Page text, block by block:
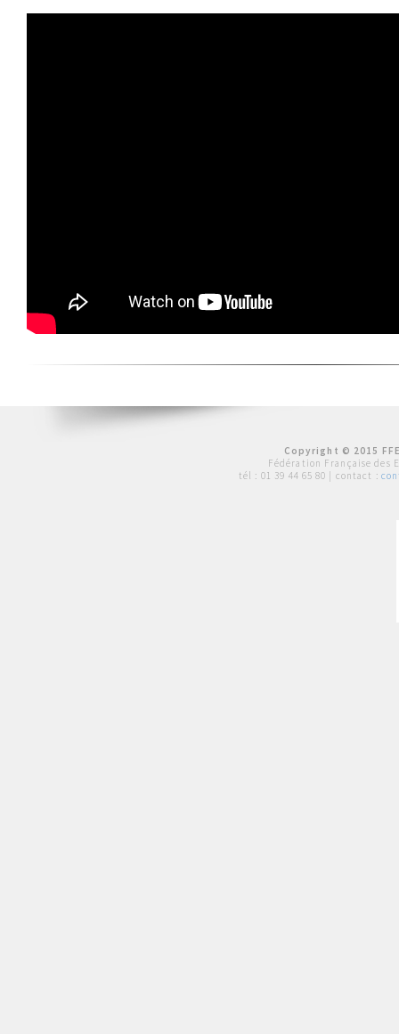
Copyright © 2015
Fédération Française des
tél : 01 39 44 65 80 | contact :